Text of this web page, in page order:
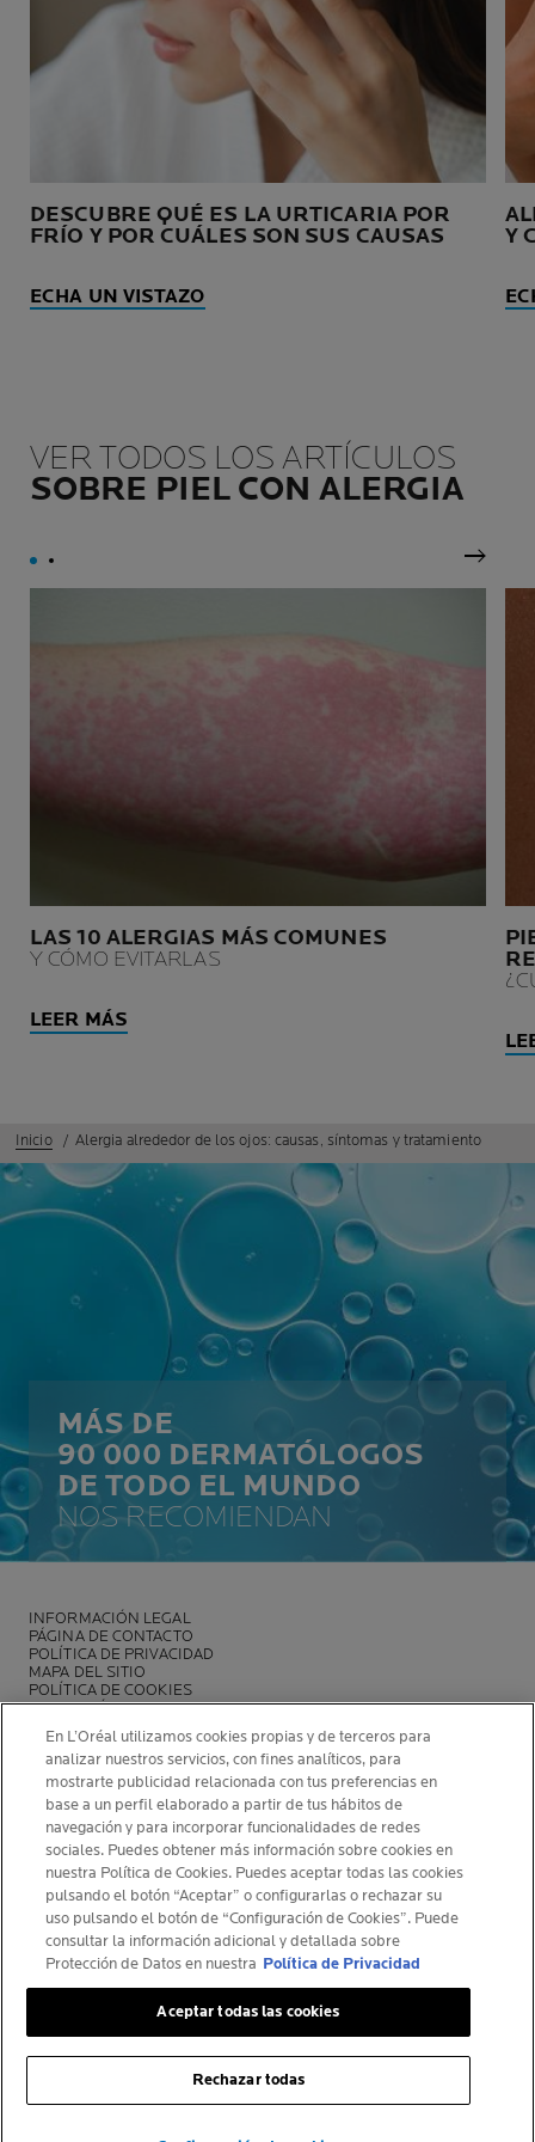
DESCUBRE QUÉ ES LA URTICARIA POR
FRÍO Y POR CUÁLES SON SUS CAUSAS
ECHA UN VISTAZO
Y
VER TODOS LOS ARTÍCULOS
SOBRE PIEL CON ALERGIA
LAS 10 ALERGIAS MÁS COMUNES
Y CÓMO EVITARLAS
LEER MÁS
Inicio Alergia alrededor de los ojos: causas, síntomas y tratamiento
MÁS DE
90 000 DERMATÓLOGOS
DE TODO EL MUNDO
NOS RECOMIENDAN
INFORMACIÓN LEGAL
PÁGINA DE CONTACTO
POLÍTICA DE PRIVACIDAD
MAPA DEL SITIO
POLÍTICA DE COOKIES
FUNDACIÓN LA ROCHE-POSAY
CENTRO DE CONFIGURACIÓN DE COOKIES
ANALIZA TU PIEL CON SPOTSCAN+
POLÍTICA DE OPINIONES Y RESEÑAS
NEWSLETTER
INFORMACIÓN DEL FABRICANTE
COSMETIQUE ACTIVE INTERNATIONAL
La Roche-Posay Laboratoire Dermatologique CAI
larocheposay@es.oaccare.com
En L’Oréal utilizamos cookies propias y de terceros para
analizar nuestros servicios, con fines analíticos, para
mostrarte publicidad relacionada con tus preferencias en
base a un perfil elaborado a partir de tus hábitos de
navegación y para incorporar funcionalidades de redes
sociales. Puedes obtener más información sobre cookies en
nuestra Política de Cookies. Puedes aceptar todas las cookies
pulsando el botón “Aceptar” o configurarlas o rechazar su
uso pulsando el botón de “Configuración de Cookies”. Puede
consultar la información adicional y detallada sobre
Protección de Datos en nuestra Política de Privacidad
Rechazar todas
Aceptar todas las cookies